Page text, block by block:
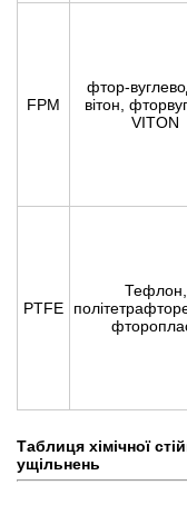
FPM
фтор-
вітон,
VITON
PTFE
Тефлон,
Таблиця хімічної
ущільнень